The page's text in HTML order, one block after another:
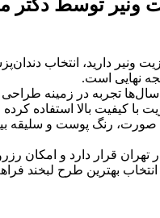
ونیر توسط دکتر
ونیر دارید، انتخاب
نهایی است.
تجربه در زمینه طراحی
با کیفیت بالا استفاده
صورت، رنگ پوست و سلیقه
قرار دارد و امکان
بهترین طرح لبخند